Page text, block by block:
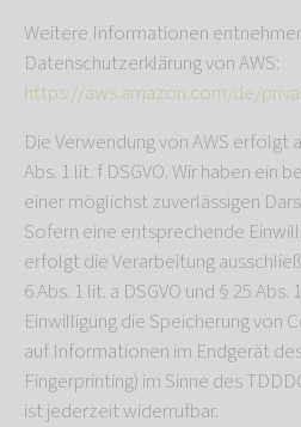
Weitere Informationen
Datenschutzerklärung von AWS:
https://aws.amazon.com/de/
Die Verwendung von AWS erfolgt
Abs. 1 lit. f DSGVO. Wir haben ein
einer möglichst zuverlässigen
Sofern eine entsprechende
erfolgt die Verarbeitung
6 Abs. 1 lit. a DSGVO und § 25
Einwilligung die Speicherung von
auf Informationen im Endgerät
Fingerprinting) im Sinne des
ist jederzeit widerrufbar.